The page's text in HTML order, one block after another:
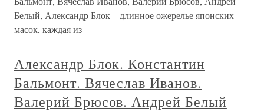
Белый, Александр Блок – длинное ожерелье японских
масок, каждая из
Александр Блок. Константин
Бальмонт. Вячеслав Иванов.
Валерий Брюсов. Андрей Белый